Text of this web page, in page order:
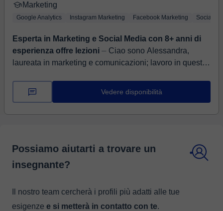
Marketing
Google Analytics Instagram Marketing Facebook Marketing Social
Esperta in Marketing e Social Media con 8+ anni di
esperienza offre lezioni ⏤ Ciao sono Alessandra,
laureata in marketing e comunicazioni; lavoro in questo
comunicazione e social me...
Vedere disponibilità
Possiamo aiutarti a trovare un
insegnante?
Il nostro team cercherà i profili più adatti alle tue
esigenze e si metterà in contatto con te.